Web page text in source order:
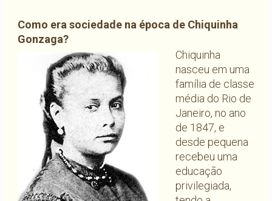
Como era sociedade na época de Chiquinha
Gonzaga?
Chiquinha
nasceu em uma
família de classe
média do Rio de
Janeiro, no ano
de 1847, e
desde pequena
recebeu uma
educação
privilegiada,